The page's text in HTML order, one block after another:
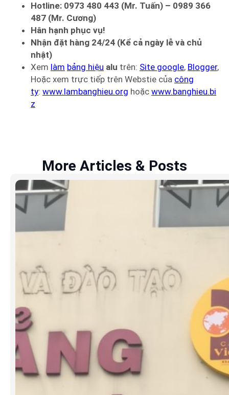
Hotline: 0973 480 443 (Mr. Tuấn) – 0989 366
487 (Mr. Cương)
Hân hạnh phục vụ!
Nhận đặt hàng 24/24 (Kể cả ngày lễ và chủ
nhật)
Xem làm bảng hiệu alu trên: Site google, Blogger,
Hoặc xem trực tiếp trên Webstie của công
ty: www.lambanghieu.org hoặc www.banghieu.bi
z
More Articles & Posts